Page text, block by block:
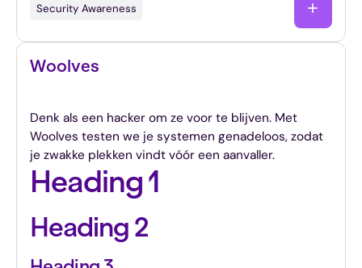
Security Awareness
Woolves
Denk als een hacker om ze voor te blijven. Met
Woolves testen we je systemen genadeloos, zodat
je zwakke plekken vindt vóór een aanvaller.
Heading 1
Heading 2